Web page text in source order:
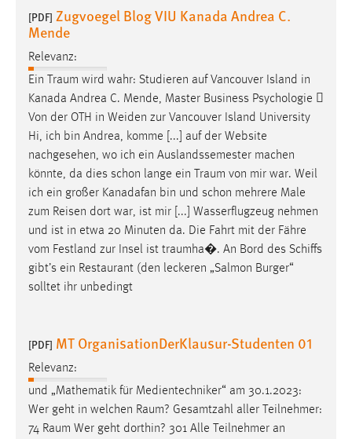
[PDF] Zugvoegel Blog VIU Kanada Andrea C.
Mende
Relevanz:
Ein
Traum wird wahr: Studieren auf Vancouver Island in
Kanada Andrea C. Mende, Master Business Psychologie 
Von der OTH in Weiden zur Vancouver Island University
Hi, ich bin Andrea, komme [...] auf der Website
nachgesehen, wo ich ein Auslandssemester machen
könnte, da dies schon lange ein
Traum von mir war. Weil
ich ein großer Kanadafan bin und schon mehrere Male
zum Reisen dort war, ist mir [...] Wasserflugzeug nehmen
und ist in etwa 20 Minuten da. Die Fahrt mit der Fähre
vom Festland zur Insel ist traumha�. An Bord des Schiffs
gibt’s ein Restaurant (den leckeren „Salmon Burger“
solltet ihr unbedingt
[PDF] MT OrganisationDerKlausur-Studenten 01
Relevanz:
und „Mathematik für Medientechniker“ am 30.1.2023:
Wer geht in welchen Raum? Gesamtzahl aller Teilnehmer:
74 Raum Wer geht dorthin? 301 Alle Teilnehmer an